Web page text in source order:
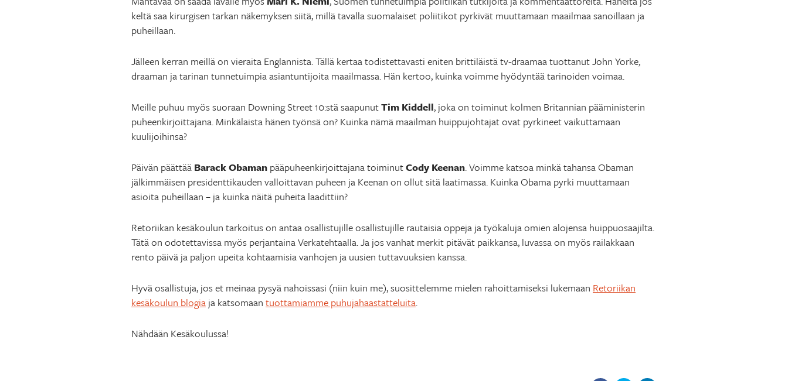
keltä saa kirurgisen tarkan näkemyksen siitä, millä tavalla suomalaiset poliitikot pyrkivät muuttamaan maailmaa sanoillaan ja
puheillaan.
Jälleen kerran meillä on vieraita Englannista. Tällä kertaa todistettavasti eniten brittiläistä tv-draamaa tuottanut John Yorke,
draaman ja tarinan tunnetuimpia asiantuntijoita maailmassa. Hän kertoo, kuinka voimme hyödyntää tarinoiden voimaa.
Meille puhuu myös suoraan Downing Street 10:stä saapunutTim Kiddell, joka on toiminut kolmen Britannian pääministerin
puheenkirjoittajana. Minkälaista hänen työnsä on? Kuinka nämä maailman huippujohtajat ovat pyrkineet vaikuttamaan
kuulijoihinsa?
Päivän päättää Barack Obaman pääpuheenkirjoittajana toiminutCody Keenan. Voimme katsoa minkä tahansa Obaman
jälkimmäisen presidenttikauden valloittavan puheen ja Keenan on ollut sitä laatimassa. Kuinka Obama pyrki muuttamaan
asioita puheillaan – ja kuinka näitä puheita laadittiin?
Retoriikan kesäkoulun tarkoitus on antaa osallistujille osallistujille rautaisia oppeja ja työkaluja omien alojensa huippuosaajilta.
Tätä on odotettavissa myös perjantaina Verkatehtaalla. Ja jos vanhat merkit pitävät paikkansa, luvassa on myös railakkaan
rento päivä ja paljon upeita kohtaamisia vanhojen ja uusien tuttavuuksien kanssa.
Hyvä osallistuja, jos et meinaa pysyä nahoissasi (niin kuin me), suosittelemme mielen rahoittamiseksi lukemaan Retoriikan
kesäkoulun blogia ja katsomaan tuottamiamme puhujahaastatteluita.
Nähdään Kesäkoulussa!